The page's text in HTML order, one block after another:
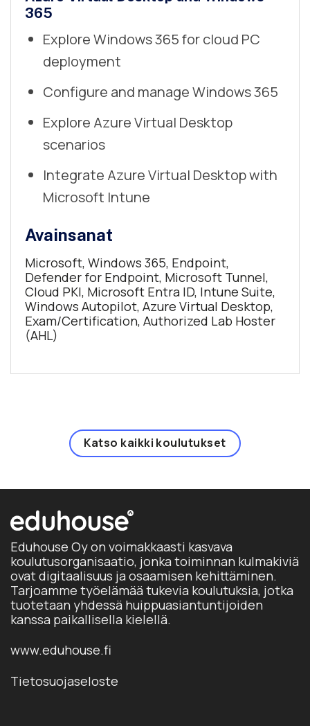
365
Explore Windows 365 for cloud PC
deployment
Configure and manage Windows 365
Explore Azure Virtual Desktop
scenarios
Integrate Azure Virtual Desktop with
Microsoft Intune
Avainsanat
Microsoft, Windows 365, Endpoint,
Defender for Endpoint, Microsoft Tunnel,
Cloud PKI, Microsoft Entra ID, Intune Suite,
Windows Autopilot, Azure Virtual Desktop,
Exam/Certification, Authorized Lab Hoster
(AHL)
Katso kaikki koulutukset
Eduhouse Oy on voimakkaasti kasvava
koulutusorganisaatio, jonka toiminnan kulmakiviä
ovat digitaalisuus ja osaamisen kehittäminen.
Tarjoamme työelämää tukevia koulutuksia, jotka
tuotetaan yhdessä huippuasiantuntijoiden
kanssa paikallisella kielellä.
www.eduhouse.fi
Tietosuojaseloste